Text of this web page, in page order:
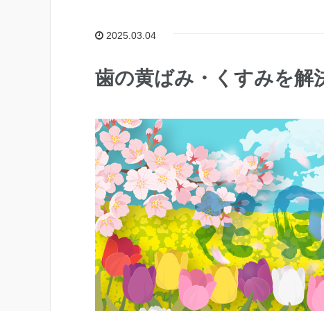
2025.03.04
歯の黄ばみ・くすみを解